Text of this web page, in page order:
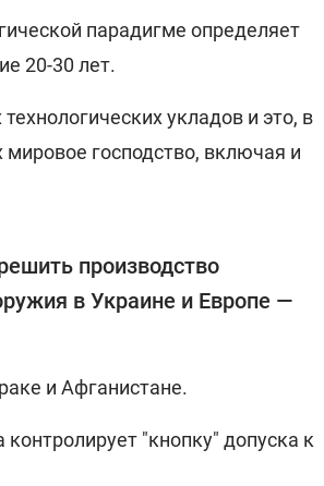
парадигме определяет
20-30 лет.
укладов и это, в
господство, включая и
производство
в Украине и Европе —
и Афганистане.
"кнопку" допуска к